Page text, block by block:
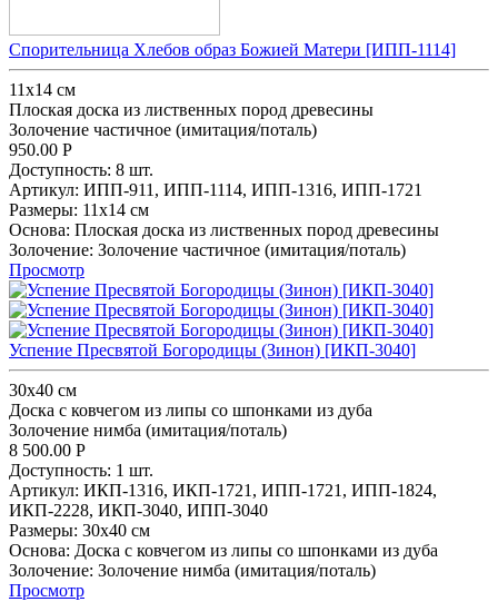
Спорительница Хлебов образ Божией Матери [ИПП-1114]
11х14 см
Плоская доска из лиственных пород древесины
Золочение частичное (имитация/поталь)
950.00 Р
Доступность: 8 шт.
Артикул: ИПП-911, ИПП-1114, ИПП-1316, ИПП-1721
Размеры: 11х14 см
Основа: Плоская доска из лиственных пород древесины
Золочение: Золочение частичное (имитация/поталь)
Просмотр
Успение Пресвятой Богородицы (Зинон) [ИКП-3040]
30x40 см
Доска с ковчегом из липы со шпонками из дуба
Золочение нимба (имитация/поталь)
8 500.00 Р
Доступность: 1 шт.
Артикул: ИКП-1316, ИКП-1721, ИПП-1721, ИПП-1824,
ИКП-2228, ИКП-3040, ИПП-3040
Размеры: 30x40 см
Основа: Доска с ковчегом из липы со шпонками из дуба
Золочение: Золочение нимба (имитация/поталь)
Просмотр